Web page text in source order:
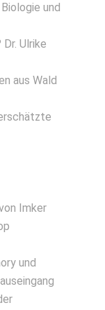
und
Ulrike
aus Wald
Imker
und